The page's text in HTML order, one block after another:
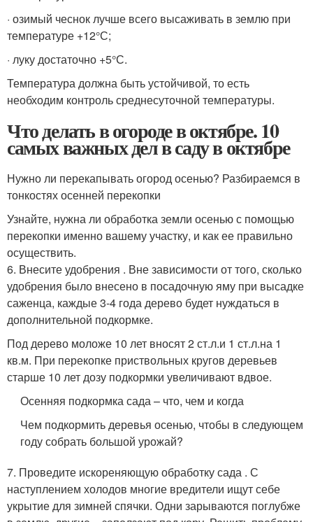
· озимый чеснок лучше всего высаживать в землю при
температуре +12°С;
· луку достаточно +5°С.
Температура должна быть устойчивой, то есть
необходим контроль среднесуточной температуры.
Что делать в огороде в октябре. 10
самых важных дел в саду в октябре
Нужно ли перекапывать огород осенью? Разбираемся в
тонкостях осенней перекопки
Узнайте, нужна ли обработка земли осенью с помощью
перекопки именно вашему участку, и как ее правильно
осуществить.
6. Внесите удобрения . Вне зависимости от того, сколько
удобрения было внесено в посадочную яму при высадке
саженца, каждые 3-4 года дерево будет нуждаться в
дополнительной подкормке.
Под дерево моложе 10 лет вносят 2 ст.л.и 1 ст.л.на 1
кв.м. При перекопке приствольных кругов деревьев
старше 10 лет дозу подкормки увеличивают вдвое.
Осенняя подкормка сада – что, чем и когда
Чем подкормить деревья осенью, чтобы в следующем
году собрать большой урожай?
7. Проведите искореняющую обработку сада . С
наступлением холодов многие вредители ищут себе
укрытие для зимней спячки. Одни зарываются поглубже